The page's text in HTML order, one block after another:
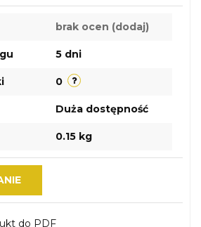
Do
brak ocen (dodaj)
5 dni
0
Duża dostępność
0.15 kg
do PDF